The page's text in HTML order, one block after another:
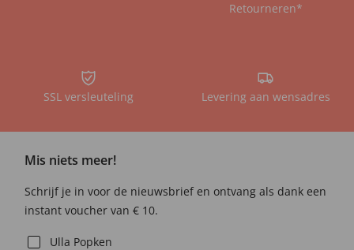
Retourneren*
SSL versleuteling Levering aan wensadres
Mis niets meer!
Schrijf je in voor de nieuwsbrief en ontvang als dank een
instant voucher van € 10.
Ulla Popken